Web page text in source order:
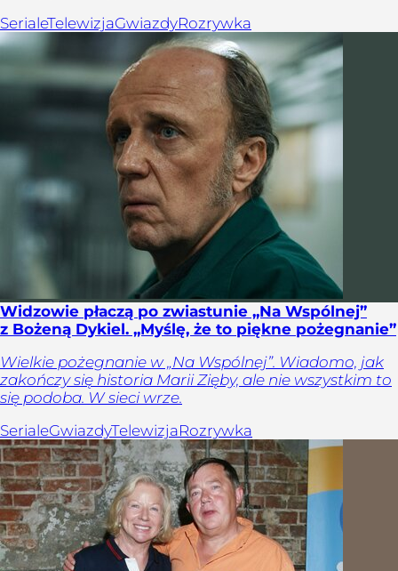
SerialeTelewizjaGwiazdyRozrywka
Widzowie płaczą po zwiastunie „Na Wspólnej”
z Bożeną Dykiel. „Myślę, że to piękne pożegnanie”
Wielkie pożegnanie w „Na Wspólnej”. Wiadomo, jak
zakończy się historia Marii Zięby, ale nie wszystkim to
się podoba. W sieci wrze.
SerialeGwiazdyTelewizjaRozrywka